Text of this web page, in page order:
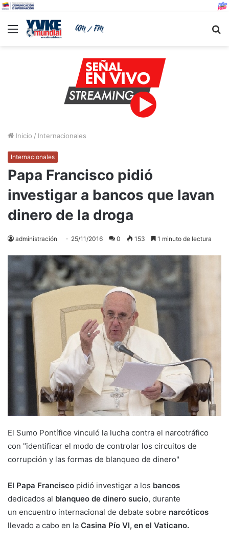
Menu
Inicio / Internacionales
Internacionales
Papa Francisco pidió
investigar a bancos que lavan
dinero de la droga
administración 25/11/2016 0 153 1 minuto de lectura
El Sumo Pontífice vinculó la lucha contra el narcotráfico
con "identificar el modo de controlar los circuitos de
corrupción y las formas de blanqueo de dinero"
El Papa Francisco pidió investigar a los bancos
dedicados al blanqueo de dinero sucio, durante
un encuentro internacional de debate sobre narcóticos
llevado a cabo en la Casina Pío VI, en el Vaticano.